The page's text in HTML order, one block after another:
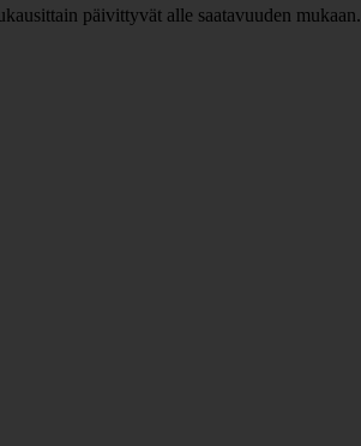
päivittyvät alle saatavuuden mukaan.